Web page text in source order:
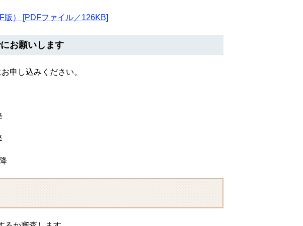
版） [PDFファイル／126KB]
お願いします
申し込みください。